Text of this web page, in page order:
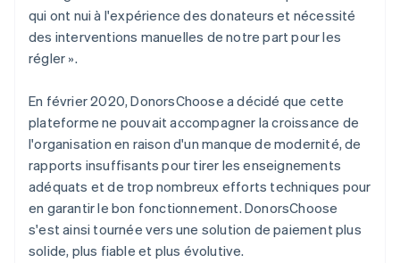
qui ont nui à l'expérience des donateurs et nécessité
des interventions manuelles de notre part pour les
régler ».
En février 2020, DonorsChoose a décidé que cette
plateforme ne pouvait accompagner la croissance de
l'organisation en raison d'un manque de modernité, de
rapports insuffisants pour tirer les enseignements
adéquats et de trop nombreux efforts techniques pour
en garantir le bon fonctionnement. DonorsChoose
s'est ainsi tournée vers une solution de paiement plus
solide, plus fiable et plus évolutive.